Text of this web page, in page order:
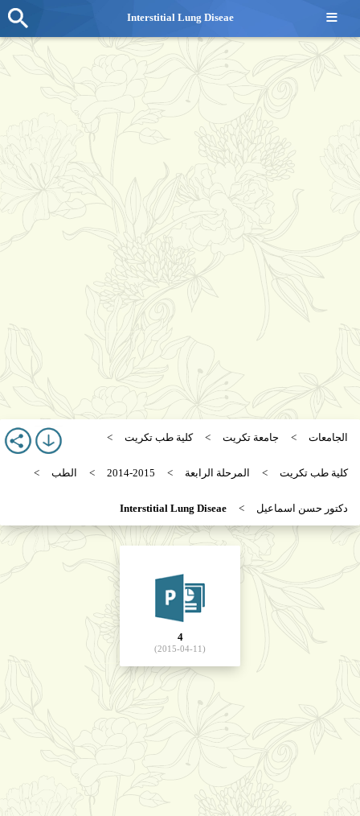
الجامعات جامعة تكريت كلية طب تكريت
كلية طب تكريت المرحلة الرابعة 2014-2015 الطب
دكتور حسن اسماعيل Interstitial Lung Diseae
4
(2015-04-11)
≡
Interstitial Lung Diseae